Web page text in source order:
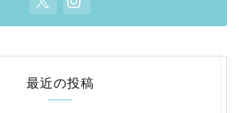
最近の投稿